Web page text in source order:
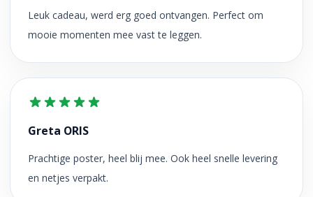
Leuk cadeau, werd erg goed ontvangen. Perfect om
mooie momenten mee vast te leggen.
Greta ORIS
Prachtige poster, heel blij mee. Ook heel snelle levering
en netjes verpakt.